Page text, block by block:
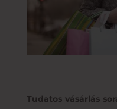
Tudatos vásárlás